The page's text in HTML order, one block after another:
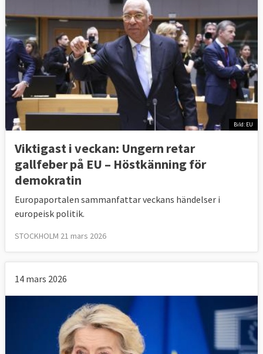
Bild: EU
Viktigast i veckan: Ungern retar
gallfeber på EU – Höstkänning för
demokratin
Europaportalen sammanfattar veckans händelser i
europeisk politik.
STOCKHOLM 21 mars 2026
14 mars 2026